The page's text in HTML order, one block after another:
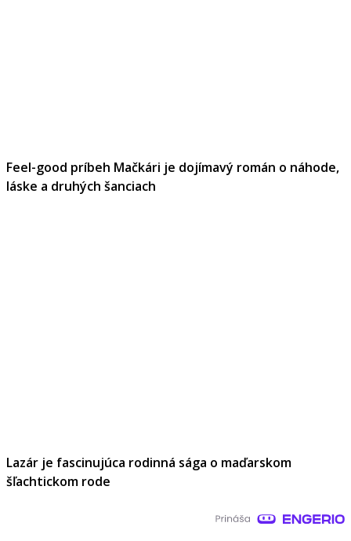
Feel-good príbeh Mačkári je dojímavý román o náhode,
láske a druhých šanciach
Lazár je fascinujúca rodinná sága o maďarskom
šľachtickom rode